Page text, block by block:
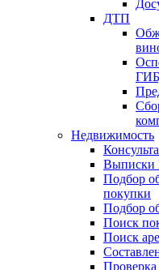
ДТП
Недвижимость
Выписки
Подбор
покупки
Подбор
Поиск
Поиск